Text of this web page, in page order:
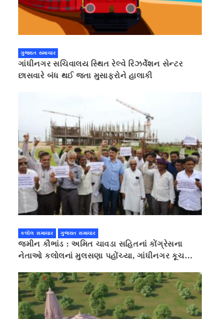
ગુજરાત સમાચાર
ગાંધીનગર સચિવાલય સ્થિત રેલ્વે રિઝર્વેશન સેન્ટર
છાસવારે બંધ થઈ જતા મુસાફરોને હાલાકી
કલોલ સમાચાર ગુજરાત સમાચાર
જમીન કૌભાંડ : અમિત ચાવડા સહિતનાં કોંગ્રેસના
નેતાઓ કલોલનાં મુલસણા પહોંચ્યા, ગાંધીનગર કૂચ